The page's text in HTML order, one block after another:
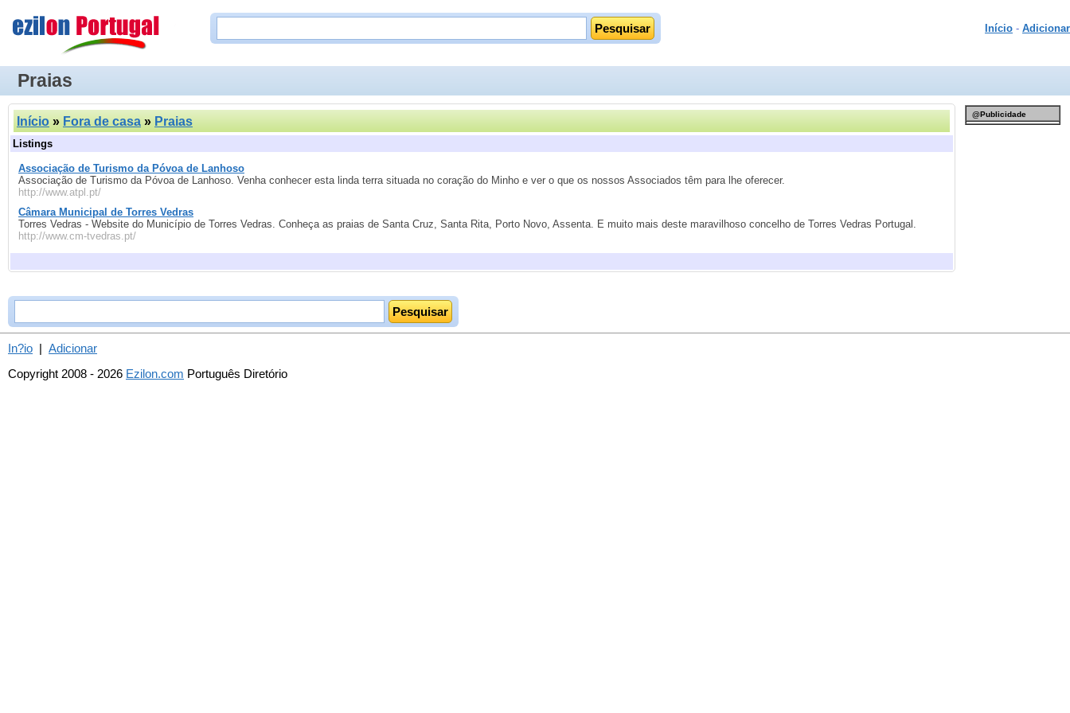
Início - Adicionar
Praias
Início » Fora de casa » Praias
Listings
Associação de Turismo da Póvoa de Lanhoso
Associação de Turismo da Póvoa de Lanhoso. Venha conhecer esta linda terra situada no coração do Minho e ver o que os nossos Associados têm para lhe oferecer.
http://www.atpl.pt/
Câmara Municipal de Torres Vedras
Torres Vedras - Website do Município de Torres Vedras. Conheça as praias de Santa Cruz, Santa Rita, Porto Novo, Assenta. E muito mais deste maravilhoso concelho de Torres Vedras Portugal.
http://www.cm-tvedras.pt/
@Publicidade
In?io | Adicionar
Copyright 2008 - 2026 Ezilon.com Português Diretório